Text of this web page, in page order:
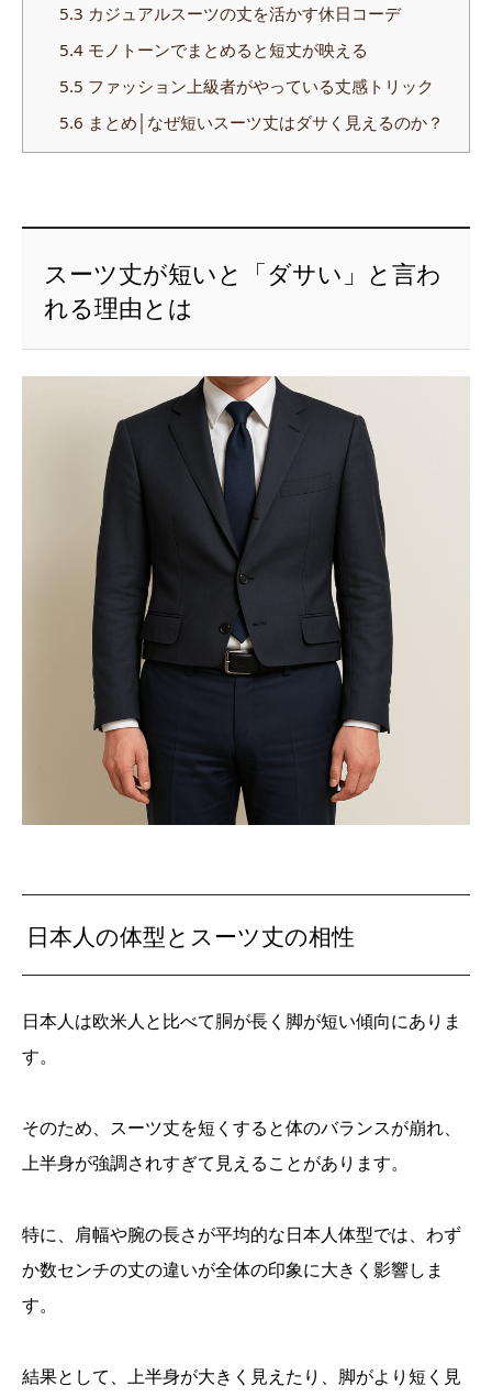
5.3 カジュアルスーツの丈を活かす休日コーデ
5.4モノトーンでまとめると短丈が映える
5.5 ファッション上級者がやっている丈感トリック
5.6 まとめ│なぜ短いスーツ丈はダサく見えるのか？
スーツ丈が短いと「ダサい」と言わ
れる理由とは
日本人の体型とスーツ丈の相性
日本人は欧米人と比べて胴が長く脚が短い傾向にありま
す。
そのため、スーツ丈を短くすると体のバランスが崩れ、
上半身が強調されすぎて見えることがあります。
特に、肩幅や腕の長さが平均的な日本人体型では、わず
か数センチの丈の違いが全体の印象に大きく影響しま
す。
結果として、上半身が大きく見えたり、脚がより短く見